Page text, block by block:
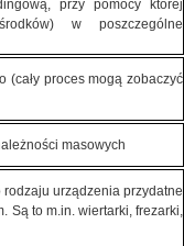
przy pomocy której
w poszczególne
(cały proces mogą zobaczyć
masowych
rodzaju urządzenia przydatne
Są to m.in. wiertarki, frezarki,